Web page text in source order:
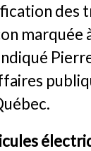
des
marquée